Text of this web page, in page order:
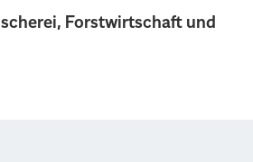
Forstwirtschaft und